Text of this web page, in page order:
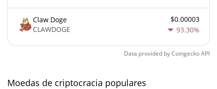
Claw Doge
CLAWDOGE
$0.00003
93.30%
Data provided byCoingeckoAPI
Moedas de criptocracia populares